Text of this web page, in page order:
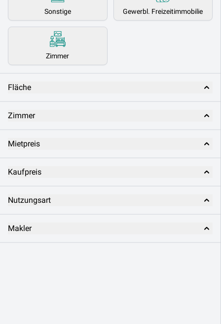
Sonstige Gewerbl. Freizeitimmobilie
Zimmer
Fläche
Zimmer
Mietpreis
Kaufpreis
Nutzungsart
Makler